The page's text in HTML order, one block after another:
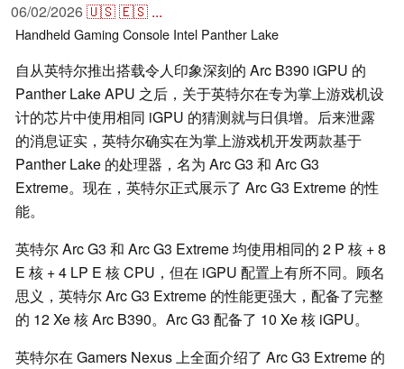
06/02/2026🇺🇸🇪🇸 ...
HandheldGaming Console Intel Panther Lake
自从英特尔推出搭载令人印象深刻的 Arc B390 iGPU 的
Panther Lake APU 之后，关于英特尔在专为掌上游戏机设
计的芯片中使用相同 iGPU 的猜测就与日俱增。后来泄露
的消息证实，英特尔确实在为掌上游戏机开发两款基于
Panther Lake 的处理器，名为 Arc G3 和 Arc G3
Extreme。现在，英特尔正式展示了 Arc G3 Extreme 的性
能。
英特尔 Arc G3 和 Arc G3 Extreme 均使用相同的 2 P 核 + 8
E 核 + 4 LP E 核 CPU，但在 iGPU 配置上有所不同。顾名
思义，英特尔 Arc G3 Extreme 的性能更强大，配备了完整
的 12 Xe 核 Arc B390。Arc G3 配备了 10 Xe 核 iGPU。
英特尔在 Gamers Nexus 上全面介绍了 Arc G3 Extreme 的